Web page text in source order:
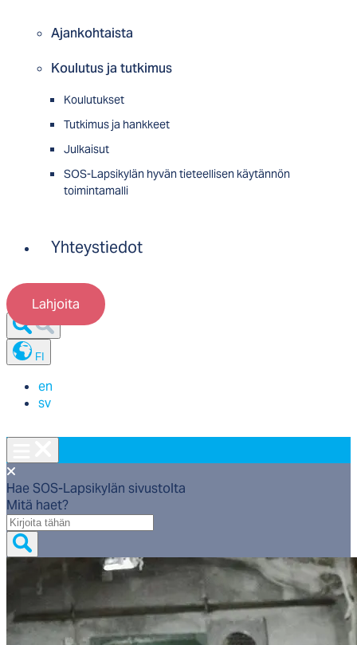
Ajankohtaista
Koulutus ja tutkimus
Koulutukset
Tutkimus ja hankkeet
Julkaisut
SOS-Lapsikylän hyvän tieteellisen käytännön
toimintamalli
Yhteystiedot
Lahjoita
FI
en
sv
Hae SOS-Lapsikylän sivustolta
Mitä haet?
Mitä
haet?